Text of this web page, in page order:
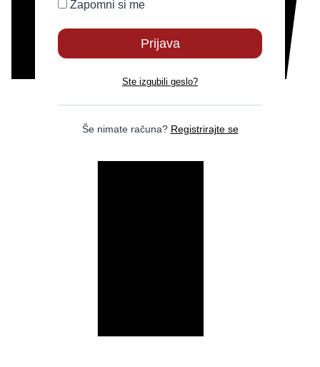
Zapomni si me
Ste izgubili geslo?
Še nimate računa? Registrirajte se